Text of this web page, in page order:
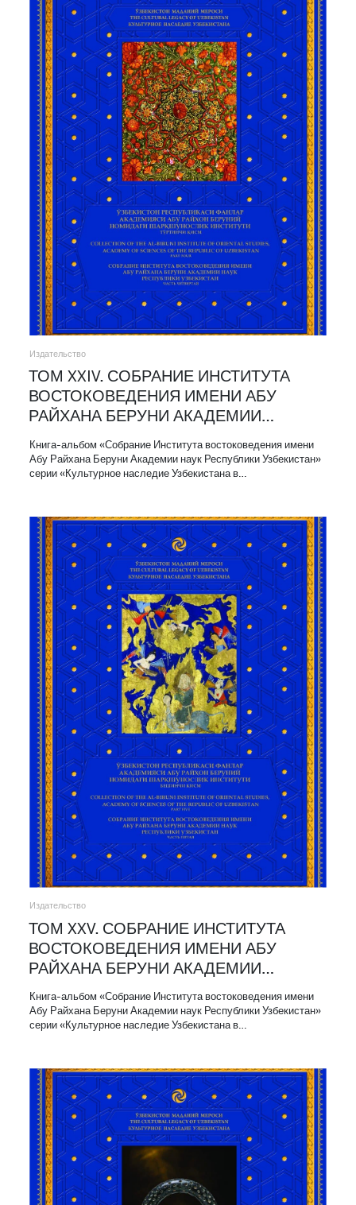
Издательство
ТОМ XXIV. СОБРАНИЕ ИНСТИТУТА
ВОСТОКОВЕДЕНИЯ ИМЕНИ АБУ
РАЙХАНА БЕРУНИ АКАДЕМИИ…
Книга-альбом «Собрание Института востоковедения имени
Абу Райхана Беруни Академии наук Республики Узбекистан»
серии «Культурное наследие Узбекистана в…
Издательство
ТОМ XXV. СОБРАНИЕ ИНСТИТУТА
ВОСТОКОВЕДЕНИЯ ИМЕНИ АБУ
РАЙХАНА БЕРУНИ АКАДЕМИИ…
Книга-альбом «Собрание Института востоковедения имени
Абу Райхана Беруни Академии наук Республики Узбекистан»
серии «Культурное наследие Узбекистана в…